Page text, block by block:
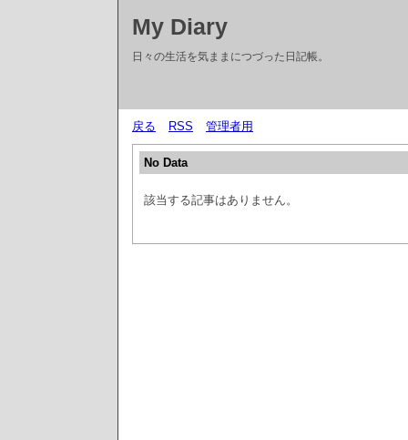
My Diary
日々の生活を気ままにつづった日記帳。
戻る RSS 管理者用
No Data
該当する記事はありません。